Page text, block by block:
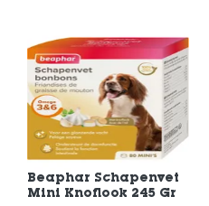
Beaphar Schapenvet
Mini Knoflook 245 Gr